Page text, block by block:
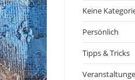
Keine
Persönlich
Tipps & Tricks